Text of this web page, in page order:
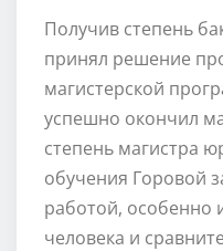
Получив степень
принял решение
магистерской
успешно окончил
степень магистра
обучения Горовой
работой, особенно
человека и